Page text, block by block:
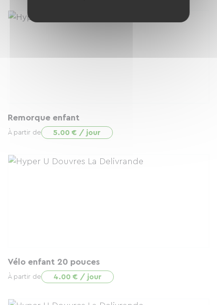
Remorque enfant
À partir de 5.00 € / jour
Vélo enfant 20 pouces
À partir de 4.00 € / jour